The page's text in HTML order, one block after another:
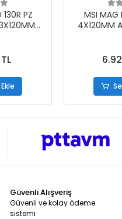
PZ
ARGB
MSI MAG
4X120MM
SİYAH
Güvenli Alışveriş
Güvenli ve kolay ödeme
sistemi